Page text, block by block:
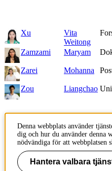
Xu
Vita
Weitong
Zamzami Maryam
Zarei Mohanna
Zou Liangchao
Innehållsansvarig:
kommunikation-abe@kth.se
Denna webbplats använder
dig och hur du använder denna
nödvändiga för att webbplatsen
Hantera valbara